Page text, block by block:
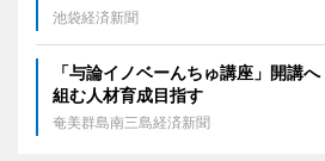
池袋経済新聞
「与論イノベーんちゅ講座」開講
組む人材育成目指す
奄美群島南三島経済新聞